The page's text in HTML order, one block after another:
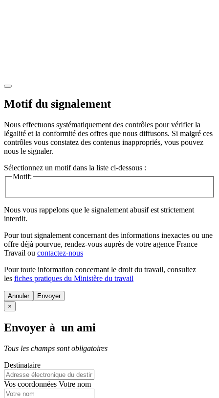
Motif du signalement
Nous effectuons systématiquement des contrôles pour vérifier la
légalité et la conformité des offres que nous diffusons. Si malgré ces
contrôles vous constatez des contenus inappropriés, vous pouvez
nous le signaler.
Sélectionnez un motif dans la liste ci-dessous :
Motif:
Nous vous rappelons que le signalement abusif est strictement
interdit.
Pour tout signalement concernant des informations inexactes ou une
offre déjà pourvue, rendez-vous auprès de votre agence France
Travail ou contactez-nous
Pour toute information concernant le droit du travail, consultez
les fiches pratiques du Ministère du travail
Annuler
×
Envoyer à un ami
Tous les champs sont obligatoires
Destinataire
Vos coordonnées Votre nom